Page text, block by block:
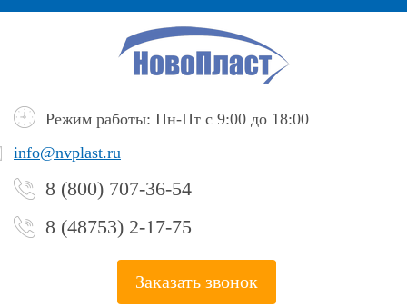
Режим работы: Пн-Пт с 9:00 до 18:00
info@nvplast.ru
8 (800) 707-36-54
8 (48753) 2-17-75
Заказать звонок